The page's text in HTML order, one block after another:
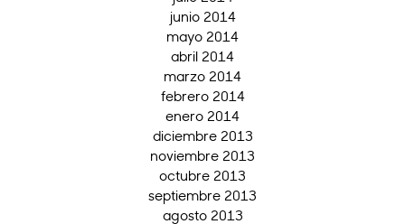
junio 2014
mayo 2014
abril 2014
marzo 2014
febrero 2014
enero 2014
diciembre 2013
noviembre 2013
octubre 2013
septiembre 2013
agosto 2013